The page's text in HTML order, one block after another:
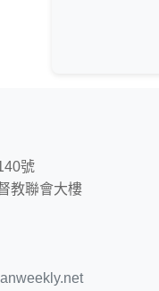
號
聯會大樓